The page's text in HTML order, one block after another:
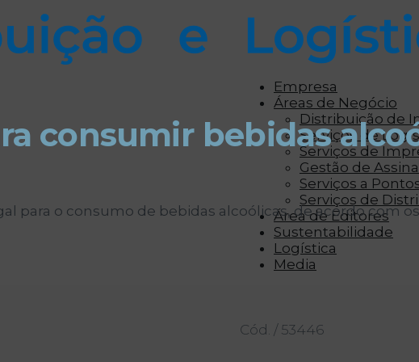
entregar aos visitantes anúncios personalizados com
Empresa
Áreas de Negócio
Distribuição de
Serviços de
Serviços de
Gestão de
Serviços a
Serviços de
Área de Editores
Sustentabilidade
Logística
Media
Cód. / 53446
consumir bebidas
para o consumo de bebidas alcoólicas, de acordo com